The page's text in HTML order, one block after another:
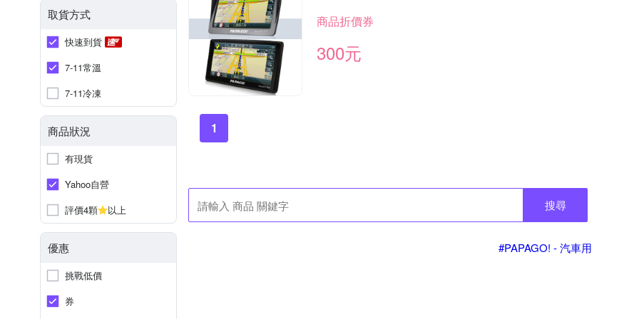
取貨方式
快速到貨
7-11常溫
7-11冷凍
商品狀況
有現貨
Yahoo自營
評價4顆
以上
優惠
挑戰低價
券
商品折價券
300元
1
搜尋
#PAPAGO! - 汽車用